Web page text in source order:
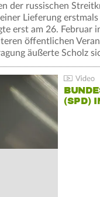
der russischen
Lieferung
erst am 26. Februar
öffentlichen
äußerte Scholz
(SPD)